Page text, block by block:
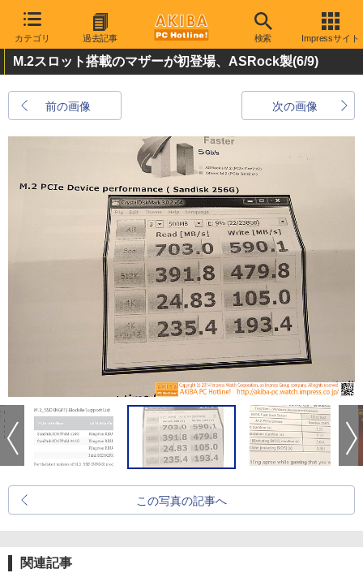
カテゴリ 過去記事 検索 Impressサイト
M.2スロット搭載のマザーが初登場、ASRock製(6/9)
前の画像 次の画像
この写真の記事へ
関連記事